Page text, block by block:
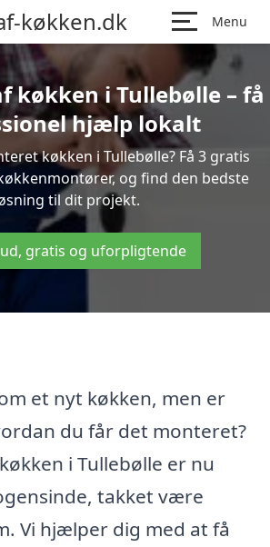
køkken.dk Menu
køkken i Tullebølle – få
hjælp lokalt
køkken i Tullebølle? Få 3 gratis
og find den bedste
til dit projekt.
gratis og uforpligtende
et nyt køkken, men er
du får det monteret?
i Tullebølle er nu
takket være
Vi hjælper dig med at få